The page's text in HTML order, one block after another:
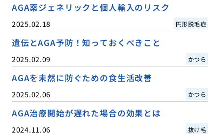
AGA薬ジェネリックと個人輸入のリスク
2025.02.18 円形脱毛症
遺伝とAGA予防！知っておくべきこと
2025.02.09 かつら
AGAを未然に防ぐための食生活改善
2025.02.06 かつら
AGA治療開始が遅れた場合の効果とは
2024.11.06 抜け毛